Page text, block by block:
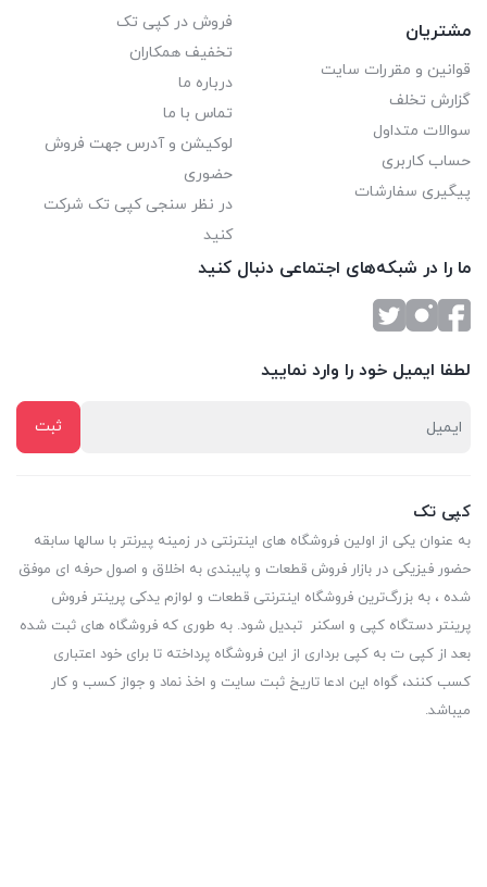
مشتریان
قوانین و مقررات سایت
گزارش تخلف
سوالات متداول
حساب کاربری
پیگیری سفارشات
فروش در کپی تک
تخفیف همکاران
درباره ما
تماس با ما
لوکیشن و آدرس جهت فروش
حضوری
در نظر سنجی کپی تک شرکت
کنید
ما را در شبکه‌های اجتماعی دنبال کنید
لطفا ایمیل خود را وارد نمایید
کپی تک
به عنوان یکی از اولین فروشگاه های اینترنتی در زمینه پیرنتر با سالها سابقه
حضور فیزیکی در بازار فروش قطعات و پایبندی به اخلاق و اصول حرفه ای موفق
شده ، به بزرگ‌ترین فروشگاه اینترنتی قطعات و لوازم یدکی پرینتر فروش
پرینتر دستگاه کپی و اسکنر تبدیل شود. به طوری که فروشگاه های ثبت شده
بعد از کپی ت به کپی برداری از این فروشگاه پرداخته تا برای خود اعتباری
کسب کنند، گواه این ادعا تاریخ ثبت سایت و اخذ نماد و جواز کسب و کار
میباشد.